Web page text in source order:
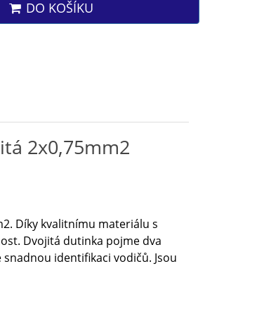
DO KOŠÍKU
2x0,75mm2
Díky kvalitnímu materiálu s
Dvojitá dutinka pojme dva
identifikaci vodičů. Jsou